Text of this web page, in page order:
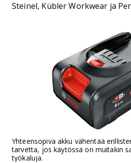
Steinel, Kübler Workwear ja
Yhteensopiva akku vähentää
tarvetta, jos käytössä on muitakin
työkaluja.